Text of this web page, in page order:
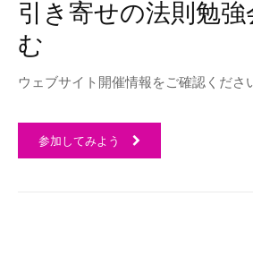
引き寄せの法則勉
む
ウェブサイト開催情報をご確認くださ
参加してみよう